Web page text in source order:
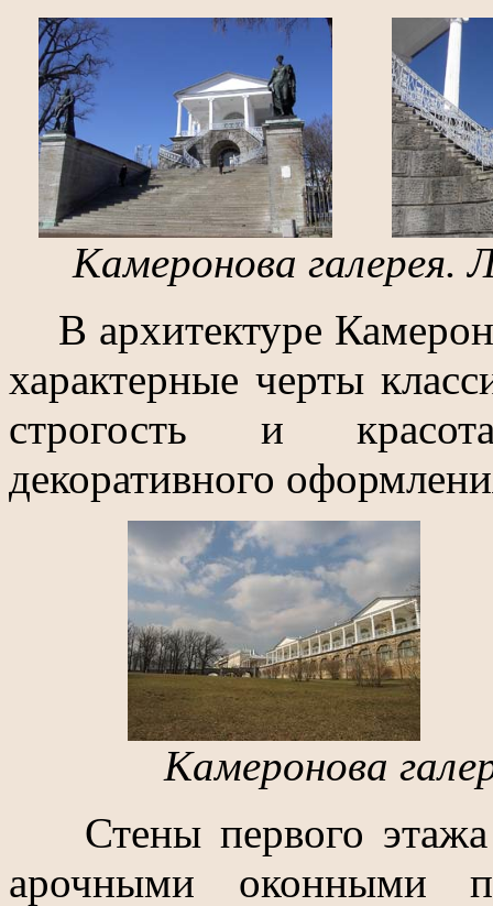
Камеронова галерея.
В архитектуре
характерные черты
строгость и
декоративного
Камеронова
Стены первого этажа
арочными оконными